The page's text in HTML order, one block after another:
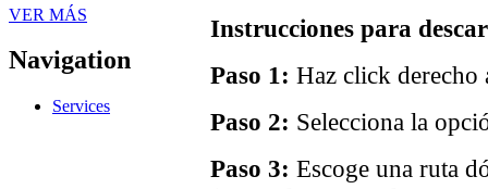
VER MÁS
Navigation
Services
Instrucciones para
Paso 1: Haz click derecho
Paso 2: Selecciona la
Paso 3: Escoge una ruta